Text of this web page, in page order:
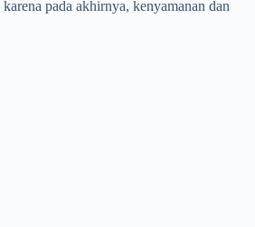
pada akhirnya, kenyamanan dan